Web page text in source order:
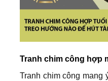
Tranh chim công hợp
Tranh chim công mang